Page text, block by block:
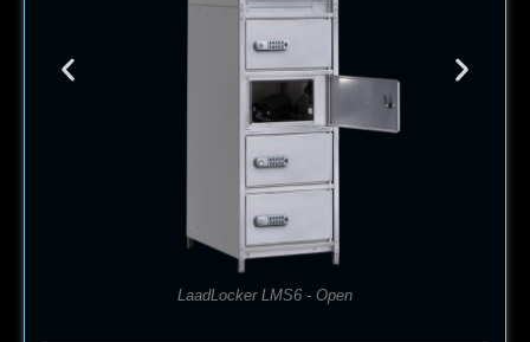
LaadLocker LMS6 - Open